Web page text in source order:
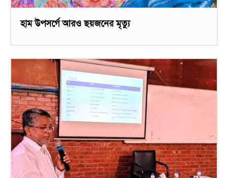
হাম উপসর্গে আরও ছয়জনের মৃত্যু